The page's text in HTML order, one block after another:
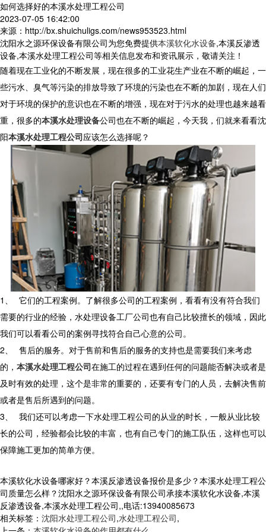
如何选择好的本溪水处理工程公司
2023-07-05 16:42:00
来源：http://bx.shuichuligs.com/news953523.html
沈阳水之源环保设备有限公司为您免费提供本溪软化水设备,本溪反渗透
设备,本溪水处理工程公司等相关信息发布和资讯展示，敬请关注！
随着现在工业化的不断发展，现在很多的工业花生产业在不断的崛起，一
些污水、臭气等污染的排放导致了环境的污染也在不断的加剧，现在人们
对于环境的保护的意识也在不断的增强，现在对于污水的处理也越来越看
重，很多的本溪水处理设备公司也在不断的崛起，今天我，们就来看看沈
阳本溪水处理工程公司应该怎么选择呢？
1、
它们的工程案例。了解很多公司的工程案例，看看有没有符合我们
需要的行业的经验，水处理设备工厂公司也有自己比较擅长的领域，因此
我们可以看看公司的案例寻找符合自己心意的公司。
2、
售后的服务。对于售前和售后的服务的支持也是需要我们来考虑
的， 本溪水处理工程公司在施工的过程在遇到任何的问题能否解决或者是
及时有效的处理，这个是非常的重要的，还要有专门的人员，去解决售前
或者是售后所遇到的问题。
3、
我们还可以考虑一下水处理工程公司的从业的时长，一般从业比较
长的公司，经验都会比较的丰富，也有自己专门的施工队伍，这样也可以
保障施工更加的简单方便。
本溪软化水设备哪家好？本溪反渗透设备报价是多少？本溪水处理工程公
司质量怎么样？沈阳水之源环保设备有限公司承接本溪软化水设备,本溪
反渗透设备,本溪水处理工程公司,,电话:13940085673
相关标签： 沈阳水处理工程公司,水处理工程公司,